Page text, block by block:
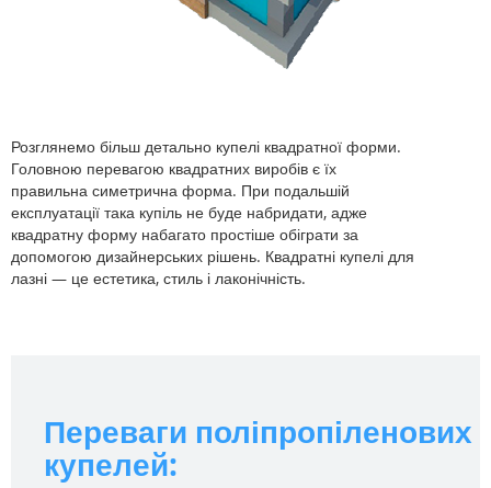
Розглянемо більш детально купелі квадратної форми.
Головною перевагою квадратних виробів є їх
правильна симетрична форма. При подальшій
експлуатації така купіль не буде набридати, адже
квадратну форму набагато простіше обіграти за
допомогою дизайнерських рішень. Квадратні купелі для
лазні — це естетика, стиль і лаконічність.
Переваги поліпропіленових
купелей: